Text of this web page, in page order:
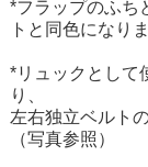
*フラップのふち
トと同色になりま
*リュックとして
り、
左右独立ベルト
（写真参照）